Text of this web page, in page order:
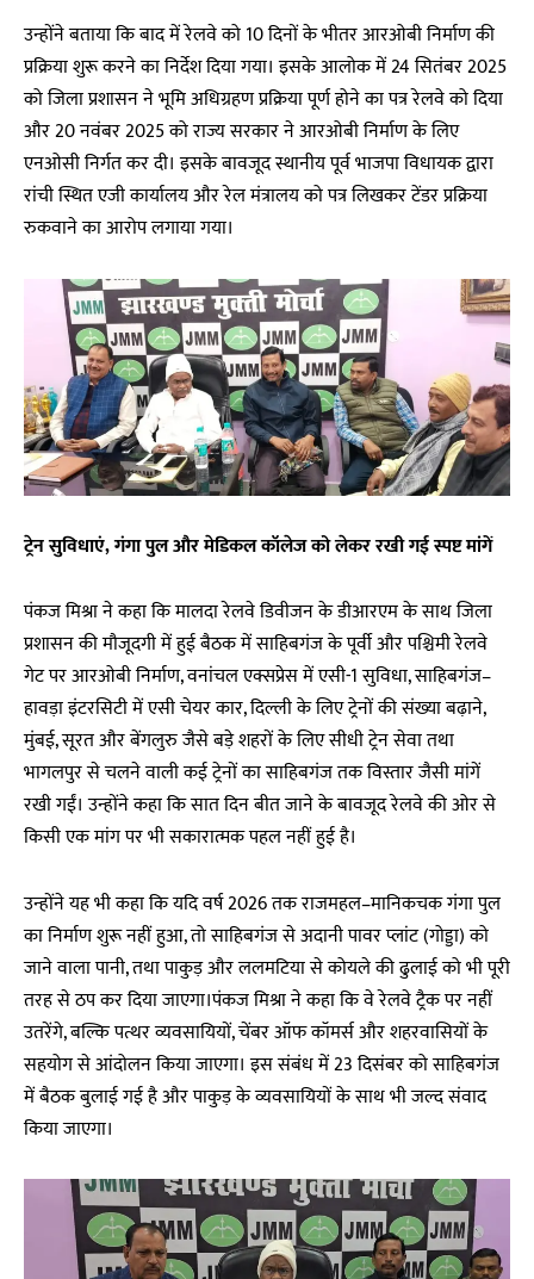
उन्होंने बताया कि बाद में रेलवे को 10 दिनों के भीतर आरओबी निर्माण की
प्रक्रिया शुरू करने का निर्देश दिया गया। इसके आलोक में 24 सितंबर 2025
को जिला प्रशासन ने भूमि अधिग्रहण प्रक्रिया पूर्ण होने का पत्र रेलवे को दिया
और 20 नवंबर 2025 को राज्य सरकार ने आरओबी निर्माण के लिए
एनओसी निर्गत कर दी। इसके बावजूद स्थानीय पूर्व भाजपा विधायक द्वारा
रांची स्थित एजी कार्यालय और रेल मंत्रालय को पत्र लिखकर टेंडर प्रक्रिया
रुकवाने का आरोप लगाया गया।
ट्रेन सुविधाएं, गंगा पुल और मेडिकल कॉलेज को लेकर रखी गई स्पष्ट मांगें
पंकज मिश्रा ने कहा कि मालदा रेलवे डिवीजन के डीआरएम के साथ जिला
प्रशासन की मौजूदगी में हुई बैठक में साहिबगंज के पूर्वी और पश्चिमी रेलवे
गेट पर आरओबी निर्माण, वनांचल एक्सप्रेस में एसी-1 सुविधा, साहिबगंज–
हावड़ा इंटरसिटी में एसी चेयर कार, दिल्ली के लिए ट्रेनों की संख्या बढ़ाने,
मुंबई, सूरत और बेंगलुरु जैसे बड़े शहरों के लिए सीधी ट्रेन सेवा तथा
भागलपुर से चलने वाली कई ट्रेनों का साहिबगंज तक विस्तार जैसी मांगें
रखी गईं। उन्होंने कहा कि सात दिन बीत जाने के बावजूद रेलवे की ओर से
किसी एक मांग पर भी सकारात्मक पहल नहीं हुई है।
उन्होंने यह भी कहा कि यदि वर्ष 2026 तक राजमहल–मानिकचक गंगा पुल
का निर्माण शुरू नहीं हुआ, तो साहिबगंज से अदानी पावर प्लांट (गोड्डा) को
जाने वाला पानी, तथा पाकुड़ और ललमटिया से कोयले की ढुलाई को भी पूरी
तरह से ठप कर दिया जाएगा।पंकज मिश्रा ने कहा कि वे रेलवे ट्रैक पर नहीं
उतरेंगे, बल्कि पत्थर व्यवसायियों, चेंबर ऑफ कॉमर्स और शहरवासियों के
सहयोग से आंदोलन किया जाएगा। इस संबंध में 23 दिसंबर को साहिबगंज
में बैठक बुलाई गई है और पाकुड़ के व्यवसायियों के साथ भी जल्द संवाद
किया जाएगा।